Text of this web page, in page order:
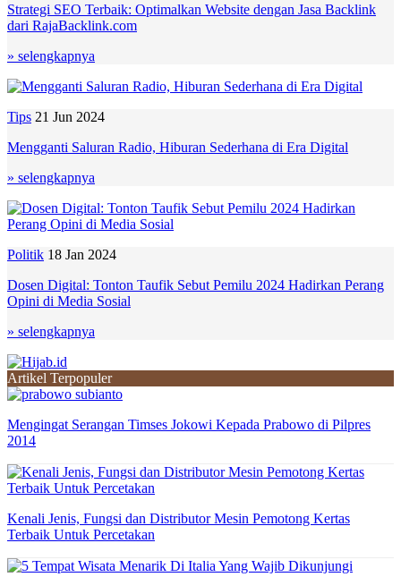
Strategi SEO Terbaik: Optimalkan Website dengan Jasa Backlink
dari RajaBacklink.com
» selengkapnya
Tips 21 Jun 2024
Mengganti Saluran Radio, Hiburan Sederhana di Era Digital
» selengkapnya
Politik 18 Jan 2024
Dosen Digital: Tonton Taufik Sebut Pemilu 2024 Hadirkan Perang
Opini di Media Sosial
» selengkapnya
Artikel Terpopuler
Mengingat Serangan Timses Jokowi Kepada Prabowo di Pilpres
2014
Kenali Jenis, Fungsi dan Distributor Mesin Pemotong Kertas
Terbaik Untuk Percetakan